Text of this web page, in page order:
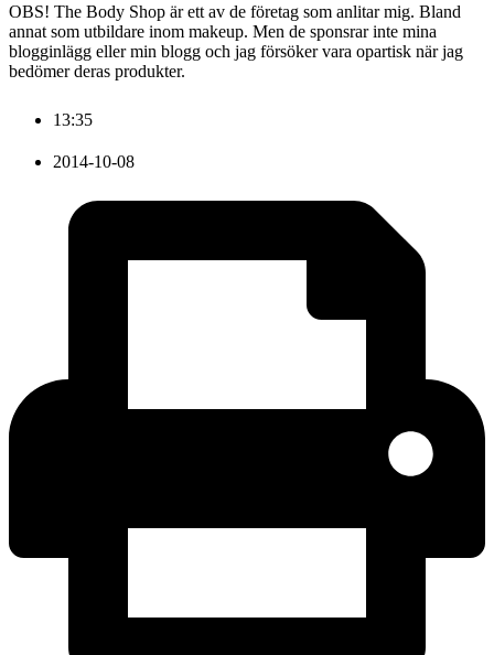
OBS! The Body Shop är ett av de företag som anlitar mig. Bland
annat som utbildare inom makeup. Men de sponsrar inte mina
blogginlägg eller min blogg och jag försöker vara opartisk när jag
bedömer deras produkter.
13:35
2014-10-08